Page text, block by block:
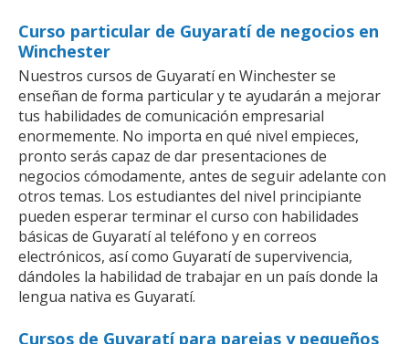
Curso particular de Guyaratí de negocios en
Winchester
Nuestros cursos de Guyaratí en Winchester se
enseñan de forma particular y te ayudarán a mejorar
tus habilidades de comunicación empresarial
enormemente. No importa en qué nivel empieces,
pronto serás capaz de dar presentaciones de
negocios cómodamente, antes de seguir adelante con
otros temas. Los estudiantes del nivel principiante
pueden esperar terminar el curso con habilidades
básicas de Guyaratí al teléfono y en correos
electrónicos, así como Guyaratí de supervivencia,
dándoles la habilidad de trabajar en un país donde la
lengua nativa es Guyaratí.
Cursos de Guyaratí para parejas y pequeños